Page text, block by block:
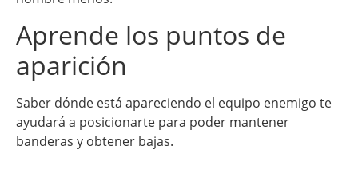
Aprende los puntos de
aparición
Saber dónde está apareciendo el equipo enemigo te
ayudará a posicionarte para poder mantener
banderas y obtener bajas.